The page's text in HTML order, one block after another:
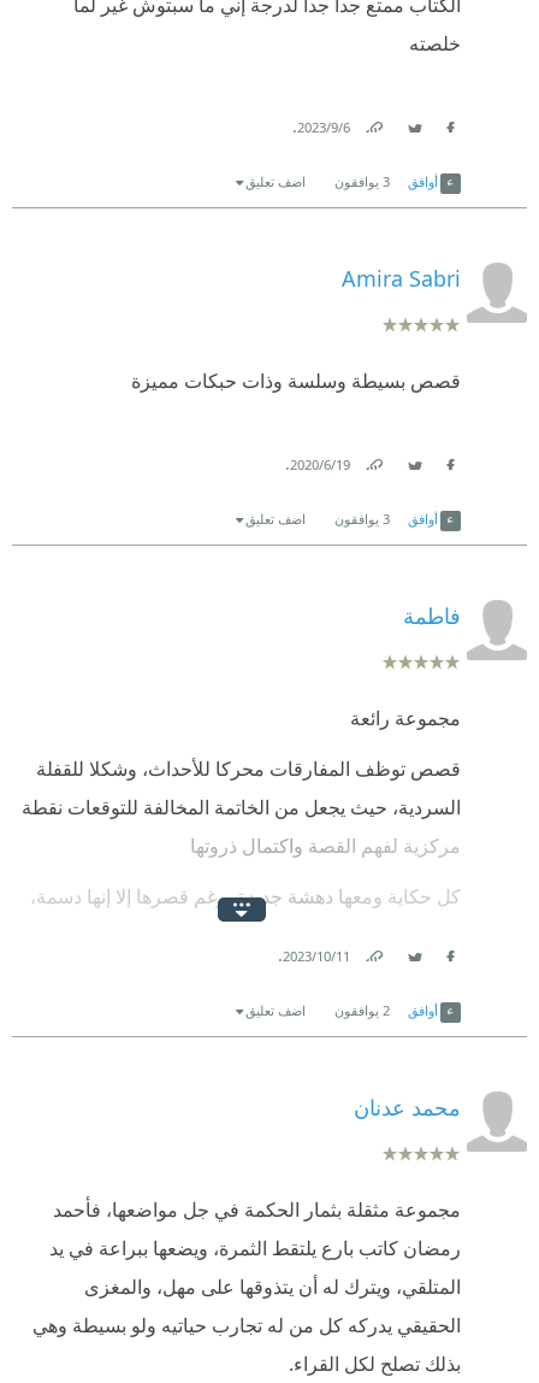
خلصته
6‏/9‏/2023
.
أوافق 3 يوافقون اضف تعليق
Amira Sabri
قصص بسيطة وسلسة وذات حبكات مميزة
19‏/6‏/2020
.
أوافق 3 يوافقون اضف تعليق
فاطمة
مجموعة رائعة
قصص توظف المفارقات محركا للأحداث، وشكلا للقفلة
السردية، حيث يجعل من الخاتمة المخالفة للتوقعات نقطة
مركزية لفهم القصة واكتمال ذروتها
كل حكاية ومعها دهشة جديدة، رغم قصرها إلا إنها دسمة،
لا أقول لكم إلا أنها تستحق القراءة، ولأكثر من مرة أيضاً
11‏/10‏/2023
.
أوافق 2 يوافقون اضف تعليق
محمد عدنان
مجموعة مثقلة بثمار الحكمة في جل مواضعها، فأحمد
رمضان كاتب بارع يلتقط الثمرة، ويضعها ببراعة في يد
المتلقي، ويترك له أن يتذوقها على مهل، والمغزى
الحقيقي يدركه كل من له تجارب حياتيه ولو بسيطة وهي
بذلك تصلح لكل القراء.